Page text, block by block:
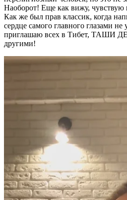
Наоборот! Еще как вижу,
Как же был прав классик, когда
сердце самого главного глазами
приглашаю всех в Тибет, ТАШИ
другими!